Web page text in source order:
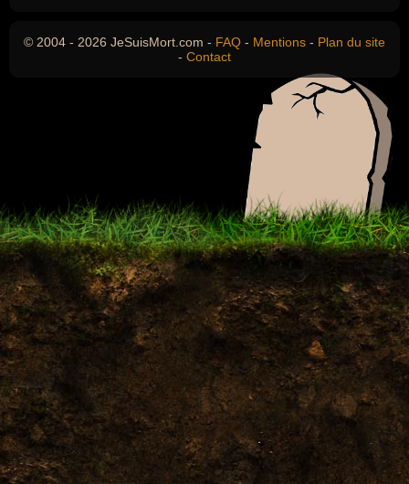
© 2004 - 2026 JeSuisMort.com - FAQ - Mentions - Plan du site
- Contact